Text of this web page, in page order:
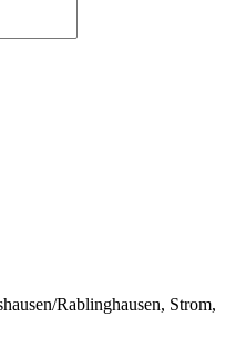
Rablinghausen, Strom,